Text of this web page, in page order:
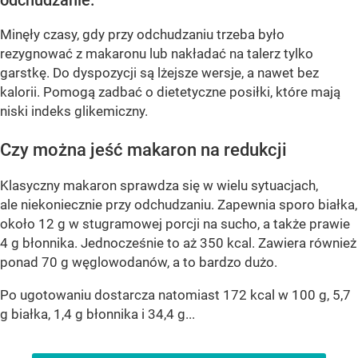
Minęły czasy, gdy przy odchudzaniu trzeba było
rezygnować z makaronu lub nakładać na talerz tylko
garstkę. Do dyspozycji są lżejsze wersje, a nawet bez
kalorii. Pomogą zadbać o dietetyczne posiłki, które mają
niski indeks glikemiczny.
Czy można jeść makaron na redukcji
Klasyczny makaron sprawdza się w wielu sytuacjach,
ale niekoniecznie przy odchudzaniu. Zapewnia sporo białka,
około 12 g w stugramowej porcji na sucho, a także prawie
4 g błonnika. Jednocześnie to aż 350 kcal. Zawiera również
ponad 70 g węglowodanów, a to bardzo dużo.
Po ugotowaniu dostarcza natomiast 172 kcal w 100 g, 5,7
g białka, 1,4 g błonnika i 34,4 g...